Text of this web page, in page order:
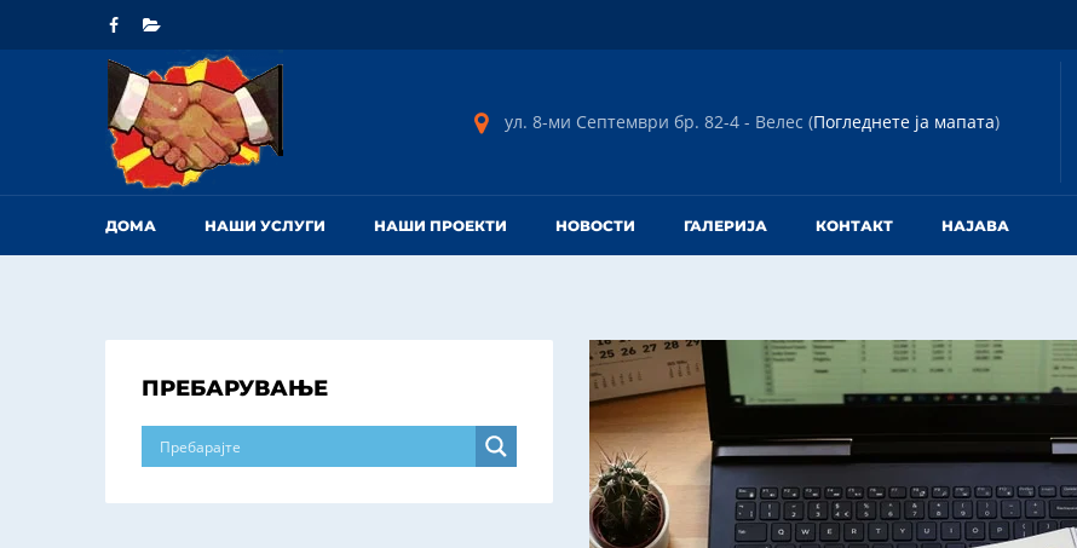
ул. 8-ми Септември бр. 82-4 - Велес (Погледнете ја мапата)
ДОМА НАШИ УСЛУГИ НАШИ ПРОЕКТИ НОВОСТИ ГАЛЕРИЈА КОНТАКТ НАЈАВА
ПРЕБАРУВАЊЕ